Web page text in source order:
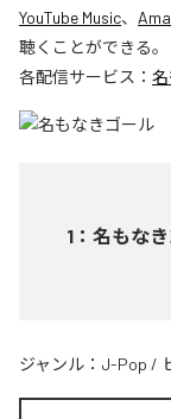
YouTube Music、
聴くことができる。
各配信サービス：
1 ： 名もな
ジャンル： J-Pop /